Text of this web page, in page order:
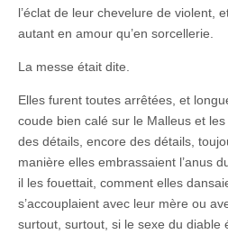
l’éclat de leur chevelure de violent,
autant en amour qu’en sorcellerie.
La messe était dite.
Elles furent toutes arrêtées, et
coude bien calé sur le Malleus et
des détails, encore des détails,
manière elles embrassaient l’anus
il les fouettait, comment elles
s’accouplaient avec leur mère ou
surtout, surtout, si le sexe du diable